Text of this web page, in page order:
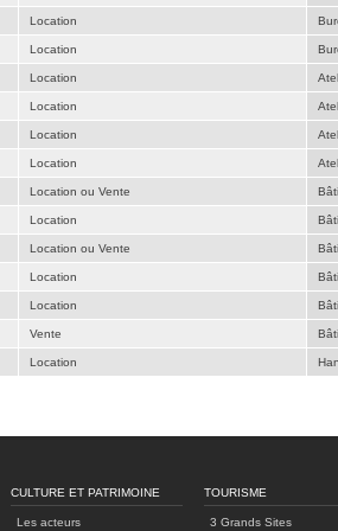
Location
Location
Location
Location
Location
Location
Location ou Vente
Location
Location ou Vente
Location
Location
Vente
Location
CULTURE ET PATRIMOINE
Les acteurs
TOURISME
3 Grands Sites